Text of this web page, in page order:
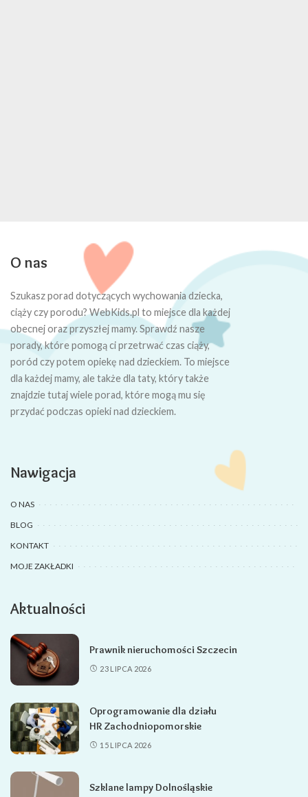
O nas
Szukasz porad dotyczących wychowania dziecka,
ciąży czy porodu? WebKids.pl to miejsce dla każdej
obecnej oraz przyszłej mamy. Sprawdź nasze
porady, które pomogą ci przetrwać czas ciąży,
poród czy potem opiekę nad dzieckiem. To miejsce
dla każdej mamy, ale także dla taty, który także
znajdzie tutaj wiele porad, które mogą mu się
przydać podczas opieki nad dzieckiem.
Nawigacja
O NAS
BLOG
KONTAKT
MOJE ZAKŁADKI
Aktualności
Prawnik nieruchomości Szczecin
23 LIPCA 2026
Oprogramowanie dla działu
HR Zachodniopomorskie
15 LIPCA 2026
Szklane lampy Dolnośląskie